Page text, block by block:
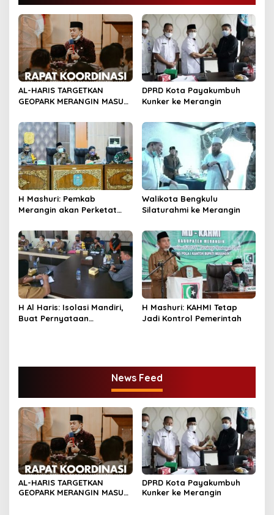
s
i
p
o
s
AL-HARIS TARGETKAN
GEOPARK MERANGIN MASUK
DPRD Kota Payakumbuh
Kunker ke Merangin
H Mashuri: Pemkab
Merangin akan Perketat
Walikota Bengkulu
Silaturahmi ke Merangin
H Al Haris: Isolasi Mandiri,
Buat Pernyataan
H Mashuri: KAHMI Tetap
Jadi Kontrol Pemerintah
News Feed
AL-HARIS TARGETKAN
GEOPARK MERANGIN MASUK
DPRD Kota Payakumbuh
Kunker ke Merangin